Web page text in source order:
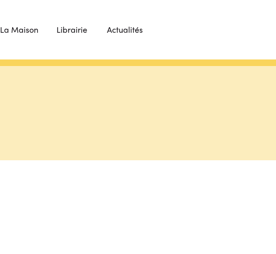
La Maison Librairie Actualités